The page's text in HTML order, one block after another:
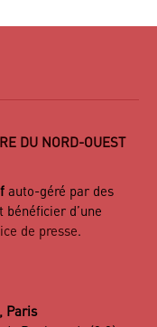
DU NORD-OUEST
auto-géré par des
bénéficier d’une
de presse.
Paris